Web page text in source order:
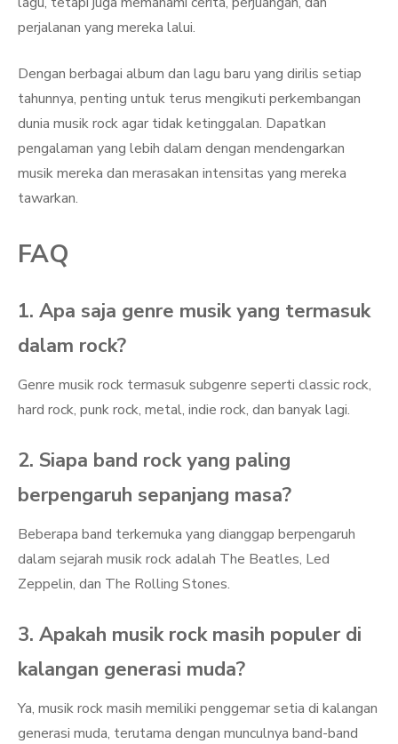
perjalanan yang mereka lalui.
Dengan berbagai album dan lagu baru yang dirilis setiap
tahunnya, penting untuk terus mengikuti perkembangan
dunia musik rock agar tidak ketinggalan. Dapatkan
pengalaman yang lebih dalam dengan mendengarkan
musik mereka dan merasakan intensitas yang mereka
tawarkan.
FAQ
1. Apa saja genre musik yang termasuk
dalam rock?
Genre musik rock termasuk subgenre seperti classic rock,
hard rock, punk rock, metal, indie rock, dan banyak lagi.
2. Siapa band rock yang paling
berpengaruh sepanjang masa?
Beberapa band terkemuka yang dianggap berpengaruh
dalam sejarah musik rock adalah The Beatles, Led
Zeppelin, dan The Rolling Stones.
3. Apakah musik rock masih populer di
kalangan generasi muda?
Ya, musik rock masih memiliki penggemar setia di kalangan
generasi muda, terutama dengan munculnya band-band